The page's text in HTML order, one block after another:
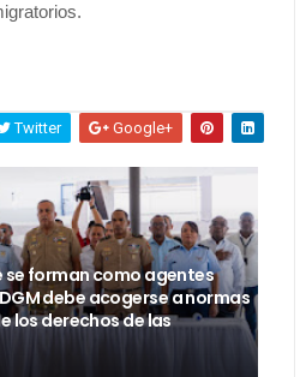
Twitter Google+
se forman como agentes
debe acogerse a normas
los derechos de las